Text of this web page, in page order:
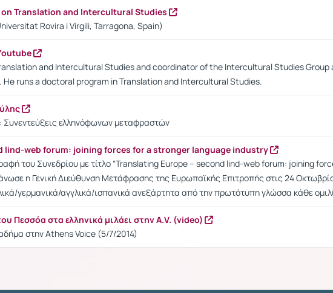
Translation and Intercultural Studies
Rovira i Virgili, Tarragona, Spain)
and Intercultural Studies and coordinator of the Intercultural Studies Group
He runs a doctoral program in Translation and Intercultural Studies.
ελληνόφωνων μεταφραστών
lind-web forum: joining forces for a stronger language industry
του Συνεδρίου με τίτλο “Translating Europe – second lind-web forum: joining
η Γενική Διεύθυνση Μετάφρασης της Ευρωπαϊκής Επιτροπής στις 24
γερμανικά/αγγλικά/ισπανικά ανεξάρτητα από την πρωτότυπη γλώσσα κάθε
Πεσσόα στα ελληνικά μιλάει στην A.V. (video)
στην Athens Voice (5/7/2014)